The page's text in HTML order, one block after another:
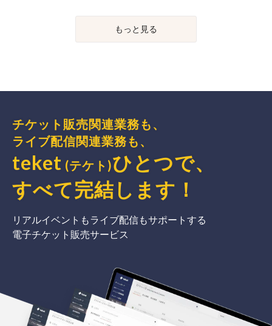
もっと見る
チケット販売関連業務も、
ライブ配信関連業務も、
teket (テケト)ひとつで、
すべて完結 します ！
リアルイベントもライブ配信もサポートする
電子チケット販売サービス